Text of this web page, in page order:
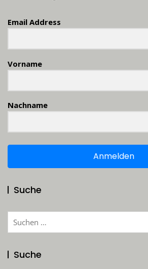
Email Address
Vorname
Nachname
Anmelden
Suche
Suchen
Suche